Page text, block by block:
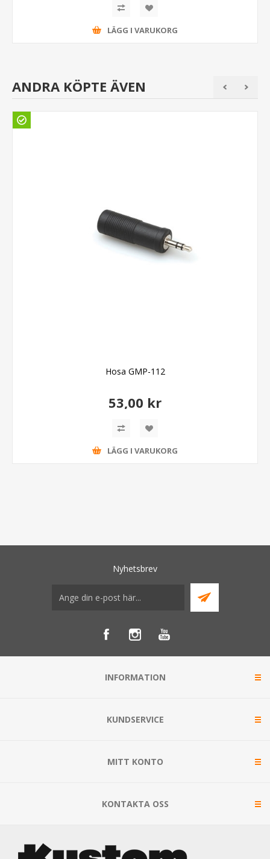
LÄGG I VARUKORG
ANDRA KÖPTE ÄVEN
Hosa GMP-112
53,00 kr
LÄGG I VARUKORG
Nyhetsbrev
INFORMATION
KUNDSERVICE
MITT KONTO
KONTAKTA OSS